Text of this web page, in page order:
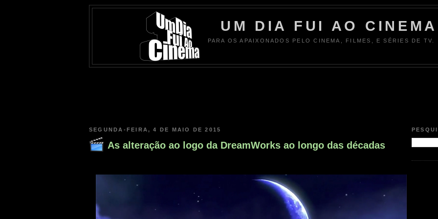
UM DIA FUI AO CINEMA
PARA OS APAIXONADOS PELO CINEMA, FILMES, E SÉRIES DE TV.
SEGUNDA-FEIRA, 4 DE MAIO DE 2015
As alteração ao logo da DreamWorks ao longo das décadas